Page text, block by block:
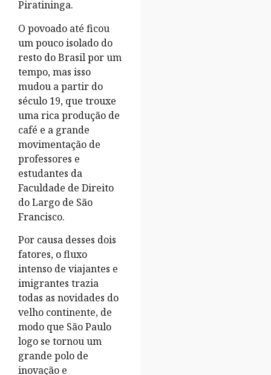
Piratininga.
O povoado até ficou
um pouco isolado do
resto do Brasil por um
tempo, mas isso
mudou a partir do
século 19, que trouxe
uma rica produção de
café e a grande
movimentação de
professores e
estudantes da
Faculdade de Direito
do Largo de São
Francisco.
Por causa desses dois
fatores, o fluxo
intenso de viajantes e
imigrantes trazia
todas as novidades do
velho continente, de
modo que São Paulo
logo se tornou um
grande polo de
inovação e